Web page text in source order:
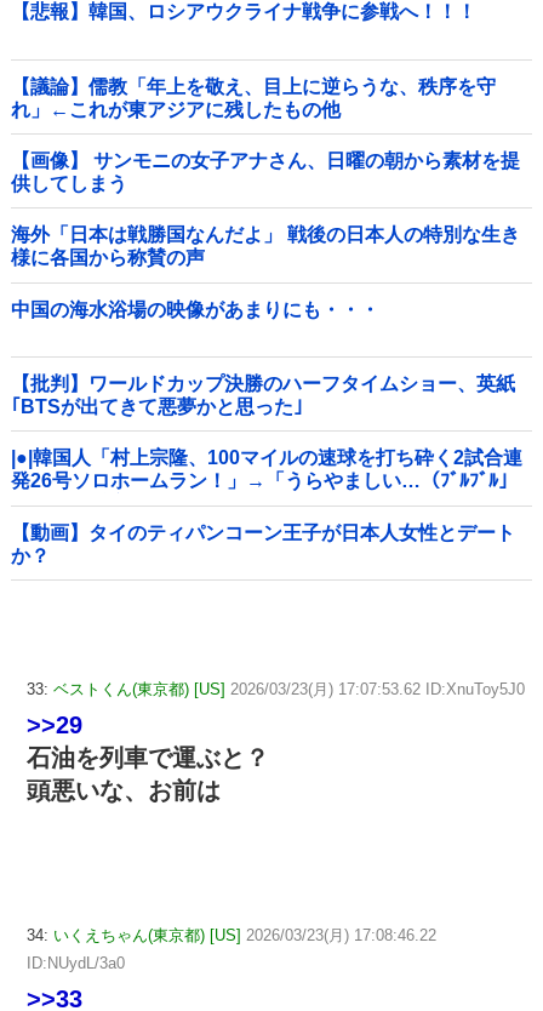
【悲報】韓国、ロシアウクライナ戦争に参戦へ！！！
【議論】儒教「年上を敬え、目上に逆らうな、秩序を守
れ」←これが東アジアに残したもの他
【画像】 サンモニの女子アナさん、日曜の朝から素材を提
供してしまう
海外「日本は戦勝国なんだよ」 戦後の日本人の特別な生き
様に各国から称賛の声
中国の海水浴場の映像があまりにも・・・
【批判】ワールドカップ決勝のハーフタイムショー、英紙
｢BTSが出てきて悪夢かと思った｣
|●|韓国人「村上宗隆、100マイルの速球を打ち砕く2試合連
発26号ソロホームラン！」→「うらやましい…（ﾌﾞﾙﾌﾞﾙ」
＝韓国の反応
【動画】タイのティパンコーン王子が日本人女性とデート
か？
33: ベストくん(東京都) [US] 2026/03/23(月) 17:07:53.62 ID:XnuToy5J0
>>29
石油を列車で運ぶと？
頭悪いな、お前は
34: いくえちゃん(東京都) [US] 2026/03/23(月) 17:08:46.22
ID:NUydL/3a0
>>33